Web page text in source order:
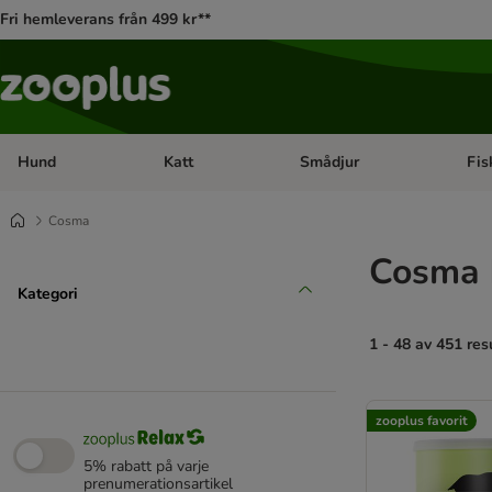
Fri hemleverans från 499 kr**
Hund Open category menu: Hund
Katt Open category menu: Katt
Smådjur
Cosma
Kategori
5% rabatt på varje
prenumerationsartikel
1 - 48 av 451
zooplus favorit